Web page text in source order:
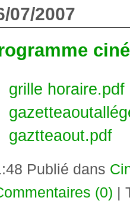
07/2007
grille horaire.pdf
gaztteaout.pdf
Publié dans
(0) |